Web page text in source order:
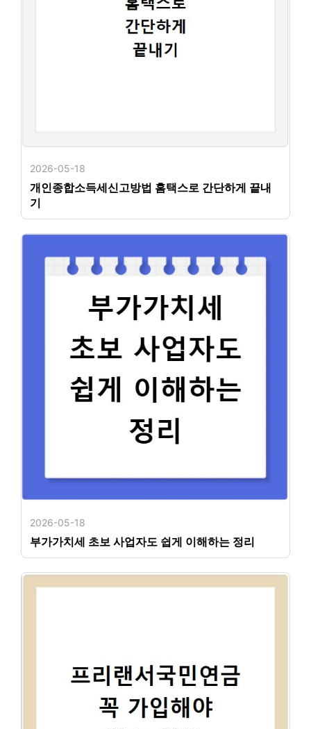
2026-05-18
개인종합소득세신고방법 홈택스로 간단하게 끝내
기
2026-05-18
부가가치세 초보 사업자도 쉽게 이해하는 정리